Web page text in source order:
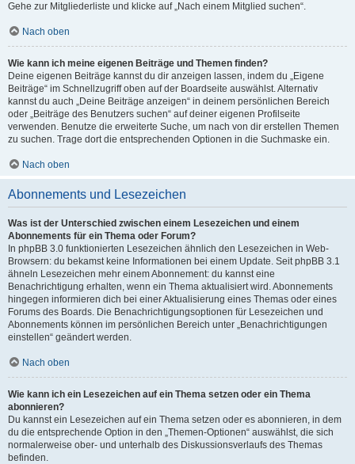
Gehe zur Mitgliederliste und klicke auf „Nach einem Mitglied suchen“.
Nach oben
Wie kann ich meine eigenen Beiträge und Themen finden?
Deine eigenen Beiträge kannst du dir anzeigen lassen, indem du „Eigene
Beiträge“ im Schnellzugriff oben auf der Boardseite auswählst. Alternativ
kannst du auch „Deine Beiträge anzeigen“ in deinem persönlichen Bereich
oder „Beiträge des Benutzers suchen“ auf deiner eigenen Profilseite
verwenden. Benutze die erweiterte Suche, um nach von dir erstellen Themen
zu suchen. Trage dort die entsprechenden Optionen in die Suchmaske ein.
Nach oben
Abonnements und Lesezeichen
Was ist der Unterschied zwischen einem Lesezeichen und einem
Abonnements für ein Thema oder Forum?
In phpBB 3.0 funktionierten Lesezeichen ähnlich den Lesezeichen in Web-
Browsern: du bekamst keine Informationen bei einem Update. Seit phpBB 3.1
ähneln Lesezeichen mehr einem Abonnement: du kannst eine
Benachrichtigung erhalten, wenn ein Thema aktualisiert wird. Abonnements
hingegen informieren dich bei einer Aktualisierung eines Themas oder eines
Forums des Boards. Die Benachrichtigungsoptionen für Lesezeichen und
Abonnements können im persönlichen Bereich unter „Benachrichtigungen
einstellen“ geändert werden.
Nach oben
Wie kann ich ein Lesezeichen auf ein Thema setzen oder ein Thema
abonnieren?
Du kannst ein Lesezeichen auf ein Thema setzen oder es abonnieren, in dem
du die entsprechende Option in den „Themen-Optionen“ auswählst, die sich
normalerweise ober- und unterhalb des Diskussionsverlaufs des Themas
befinden.